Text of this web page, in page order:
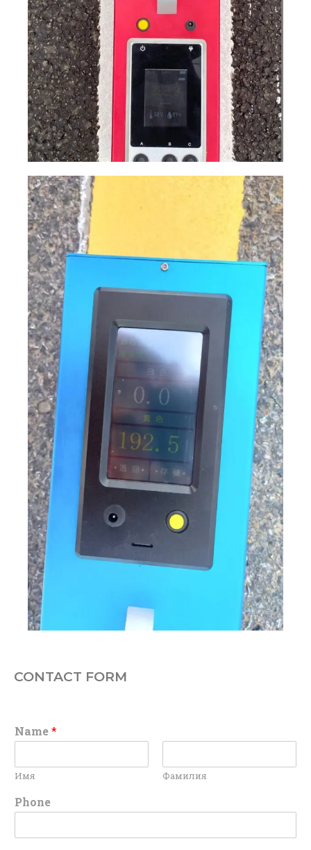
CONTACT FORM
Name*
Имя Фамилия
Phone